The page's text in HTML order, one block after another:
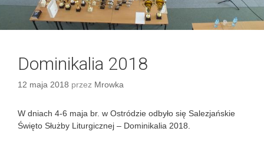
Dominikalia 2018
12 maja 2018 przez Mrowka
W dniach 4-6 maja br. w Ostródzie odbyło się Salezjańskie
Święto Służby Liturgicznej – Dominikalia 2018.